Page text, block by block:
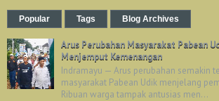
Popular Tags Blog Archives
Arus Perubahan Masyarakat Pabean
Menjemput Kemenangan
Indramayu — Arus perubahan semakin
masyarakat Pabean Udik menjelang
Ribuan warga tampak antusias men...